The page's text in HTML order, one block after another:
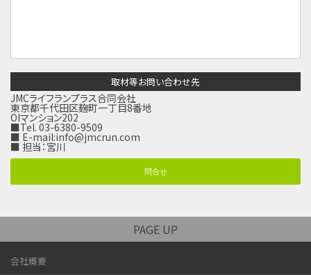
取材等お問い合わせ先
JMCライフランプラス合同会社
東京都千代田区麹町一丁目8番地
OIマンション202
■Tel. 03-6380-9509
■ E-mail:info@jmcrun.com
■ 担当：宮川
問合せ
PAGE UP
会社概要